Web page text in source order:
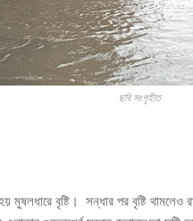
ছবি সংগৃহীত
মুষলধারে বৃষ্টি। সন্ধার পর বৃষ্টি